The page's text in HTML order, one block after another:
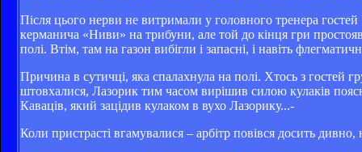
Після цього нерви не витримали у головного тренера
керманича «Ниви» на трибуни, але той до кінця гри
полі. Втім, там на газон вибігли і запасні, і навіть
Причина в сутичці, яка спалахнула на полі. Хтось з гостей
штовхалися, Лазорик тим часом вирішив силою кулаків
Каваців, який зацідив кулаком в вухо Лазорику...-
Коли пристрасті вгамувалися – арбітр повівся досить